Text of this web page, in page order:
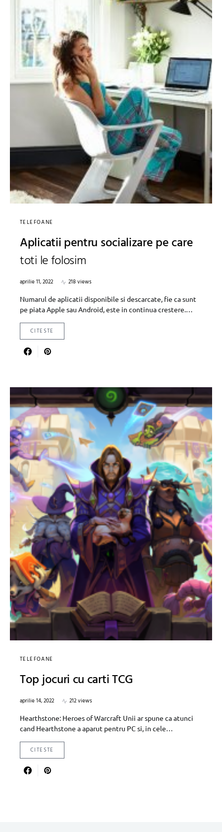
TELEFOANE
Aplicatii pentru socializare pe care
toti le folosim
aprilie 11, 2022
218 views
Numarul de aplicatii disponibile si descarcate, fie ca sunt
pe piata Apple sau Android, este in continua crestere.…
CITESTE
TELEFOANE
Top jocuri cu carti TCG
aprilie 14, 2022
212 views
Hearthstone: Heroes of Warcraft Unii ar spune ca atunci
cand Hearthstone a aparut pentru PC si, in cele…
CITESTE